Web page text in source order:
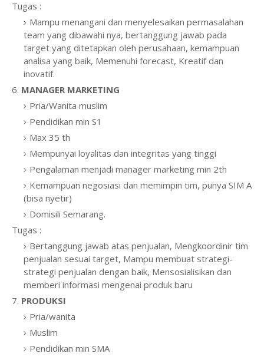
Tugas :
Mampu menangani dan menyelesaikan permasalahan
team yang dibawahi nya, bertanggung jawab pada
target yang ditetapkan oleh perusahaan, kemampuan
analisa yang baik, Memenuhi forecast, Kreatif dan
inovatif.
6. MANAGER MARKETING
Pria/Wanita muslim
Pendidikan min S1
Max 35 th
Mempunyai loyalitas dan integritas yang tinggi
Pengalaman menjadi manager marketing min 2th
Kemampuan negosiasi dan memimpin tim, punya SIM A
(bisa nyetir)
Domisili Semarang.
Tugas :
Bertanggung jawab atas penjualan, Mengkoordinir tim
penjualan sesuai target, Mampu membuat strategi-
strategi penjualan dengan baik, Mensosialisikan dan
memberi informasi mengenai produk baru
7. PRODUKSI
Pria/wanita
Muslim
Pendidikan min SMA